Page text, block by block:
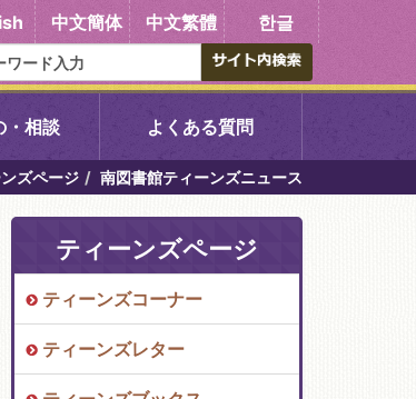
中文簡体 中文繁體 한글
醍醐中央図書館
東山図書館
吉祥院図書館
向島図書館
・相談 よくある質問
ズページ 南図書館ティーンズニュース
ティーンズページ
ティーンズコーナー
ティーンズレター